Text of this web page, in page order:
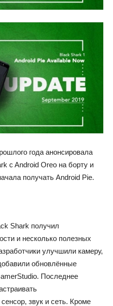
года анонсировала
c Android Oreo на борту и
получать Android Pie.
Shark получил
и несколько полезных
улучшили камеру,
обновлённые
Последнее
звук и сеть. Кроме